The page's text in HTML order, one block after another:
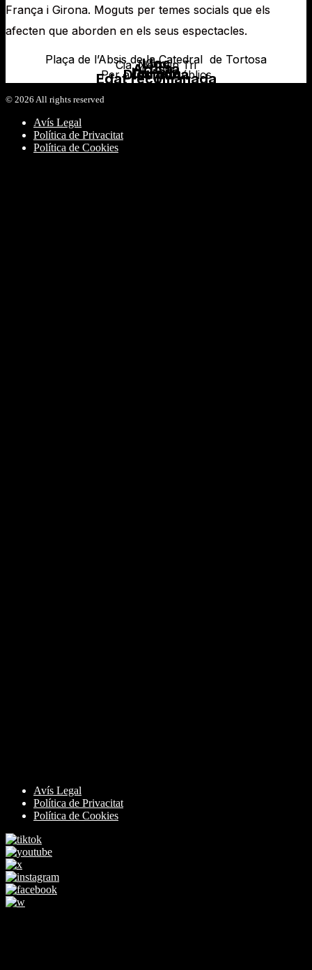
França i Girona. Moguts per temes socials que els
afecten que aborden en els seus espectacles.
Lloc
Plaça de l’Absis de la Catedral de Tortosa
Artista
Cia. Non sin Tri
Disciplina
Circ
Durada
45 min
Edat recomanada
Per a tots els públics
© 2026 All rights reserved
Avís Legal
Política de Privacitat
Política de Cookies
Avís Legal
Política de Privacitat
Política de Cookies